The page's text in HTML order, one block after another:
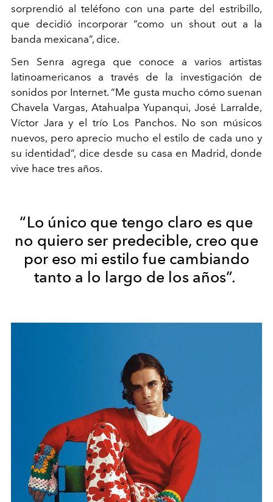
sorprendió al teléfono con una parte del estribillo,
que decidió incorporar “como un shout out a la
banda mexicana”, dice.
Sen Senra agrega que conoce a varios artistas
latinoamericanos a través de la investigación de
sonidos por Internet. “Me gusta mucho cómo suenan
Chavela Vargas, Atahualpa Yupanqui, José Larralde,
Víctor Jara y el trío Los Panchos. No son músicos
nuevos, pero aprecio mucho el estilo de cada uno y
su identidad”, dice desde su casa en Madrid, donde
vive hace tres años.
“Lo único que tengo claro es que
no quiero ser predecible, creo que
por eso mi estilo fue cambiando
tanto a lo largo de los años”.